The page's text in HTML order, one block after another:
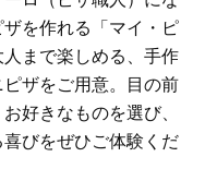
を作れる「マイ・ピ
まで楽しめる、手作
ザをご用意。目の前
好きなものを選び、
びをぜひご体験くだ